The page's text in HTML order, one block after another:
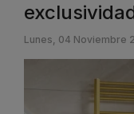
Lunes, 04 Noviembre